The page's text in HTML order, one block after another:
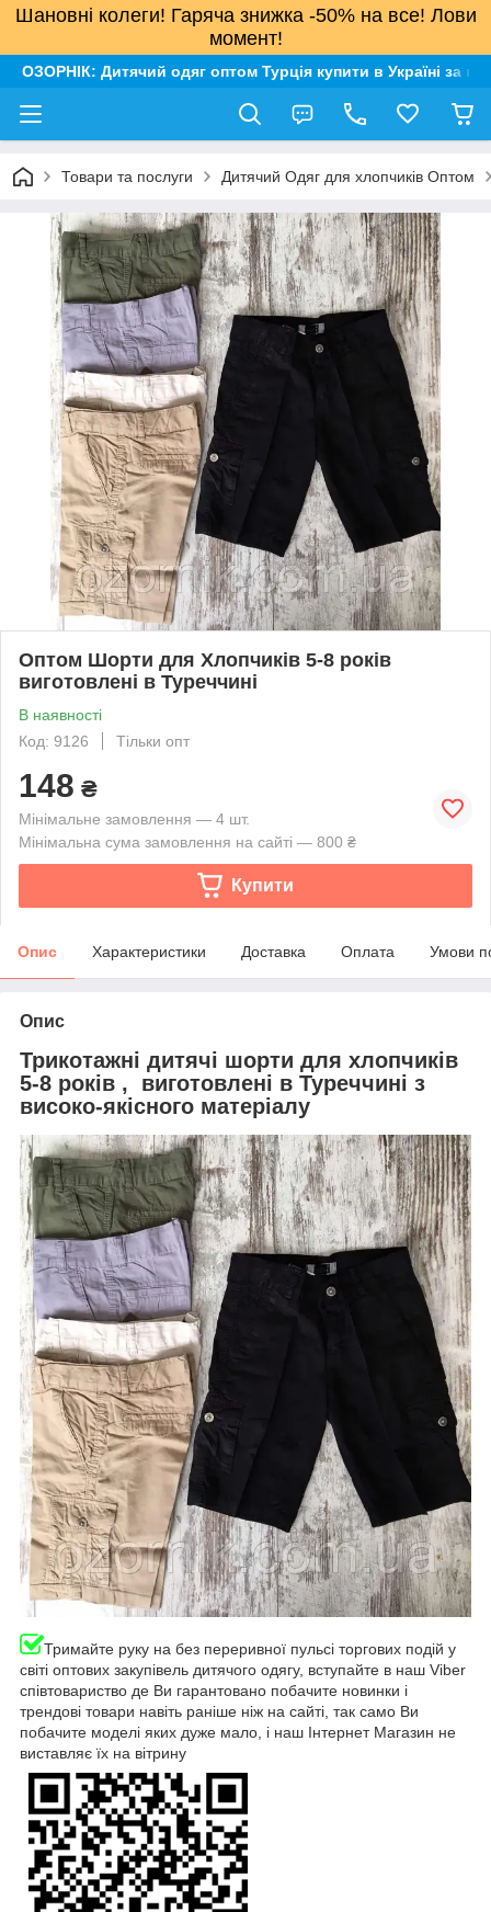
Шановні колеги! Гаряча знижка -50% на все! Лови
момент!
ОЗОРНІК: Дитячий одяг оптом Турція купити в Україні за
Товари та послуги Дитячий Одяг для хлопчиків Оптом
Оптом Шорти для Хлопчиків 5-8 років
виготовлені в Туреччині
В наявності
Код: 9126
Тільки опт
148 ₴
Мінімальне замовлення — 4 шт.
Мінімальна сума замовлення на сайті — 800 ₴
Купити
Опис Характеристики Доставка Оплата Умови
Опис
Трикотажні дитячі шорти для хлопчиків
5-8 років , виготовлені в Туреччині з
високо-якісного матеріалу
Тримайте руку на без переривної пульсі торгових подій у
світі оптових закупівель дитячого одягу, вступайте в наш Viber
співтовариство де Ви гарантовано побачите новинки і
трендові товари навіть раніше ніж на сайті, так само Ви
побачите моделі яких дуже мало, і наш Інтернет Магазин не
виставляє їх на вітрину